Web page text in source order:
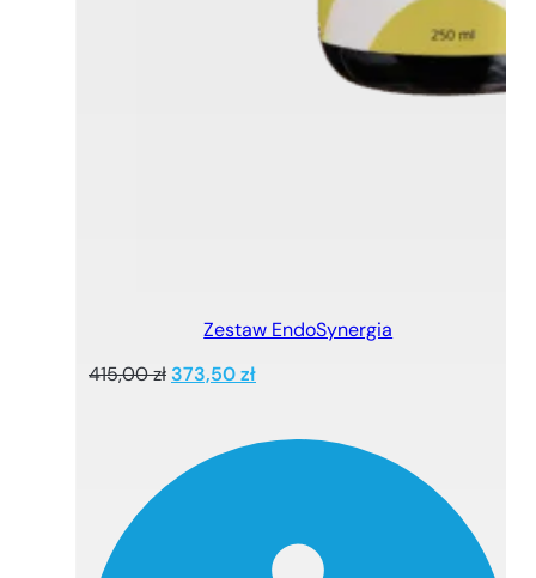
Zestaw EndoSynergia
415,00zł Pierwotna
415,00 zł.
373,50złAktualna
373,50 zł.